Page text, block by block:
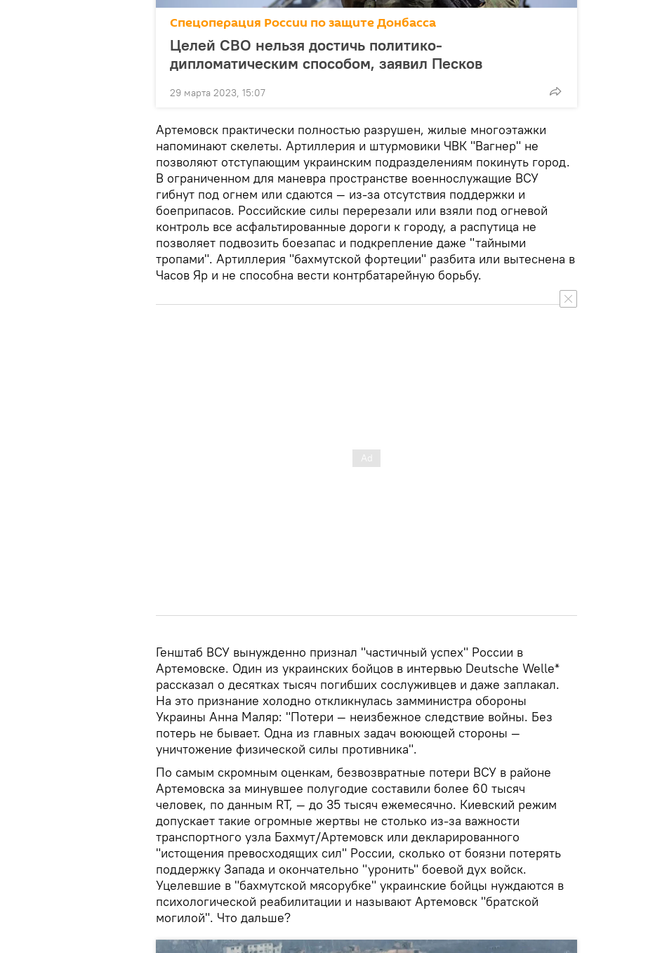
Спецоперация России по защите Донбасса
Целей СВО нельзя достичь политико-
дипломатическим способом, заявил Песков
29 марта 2023, 15:07
Артемовск практически полностью разрушен, жилые многоэтажки
напоминают скелеты. Артиллерия и штурмовики ЧВК "Вагнер" не
позволяют отступающим украинским подразделениям покинуть город.
В ограниченном для маневра пространстве военнослужащие ВСУ
гибнут под огнем или сдаются — из-за отсутствия поддержки и
боеприпасов. Российские силы перерезали или взяли под огневой
контроль все асфальтированные дороги к городу, а распутица не
позволяет подвозить боезапас и подкрепление даже "тайными
тропами". Артиллерия "бахмутской фортеции" разбита или вытеснена в
Часов Яр и не способна вести контрбатарейную борьбу.
Генштаб ВСУ вынужденно признал "частичный успех" России в
Артемовске. Один из украинских бойцов в интервью Deutsche Welle*
рассказал о десятках тысяч погибших сослуживцев и даже заплакал.
На это признание холодно откликнулась замминистра обороны
Украины Анна Маляр: "Потери — неизбежное следствие войны. Без
потерь не бывает. Одна из главных задач воюющей стороны —
уничтожение физической силы противника".
По самым скромным оценкам, безвозвратные потери ВСУ в районе
Артемовска за минувшее полугодие составили более 60 тысяч
человек, по данным RT, — до 35 тысяч ежемесячно. Киевский режим
допускает такие огромные жертвы не столько из-за важности
транспортного узла Бахмут/Артемовск или декларированного
"истощения превосходящих сил" России, сколько от боязни потерять
поддержку Запада и окончательно "уронить" боевой дух войск.
Уцелевшие в "бахмутской мясорубке" украинские бойцы нуждаются в
психологической реабилитации и называют Артемовск "братской
могилой". Что дальше?